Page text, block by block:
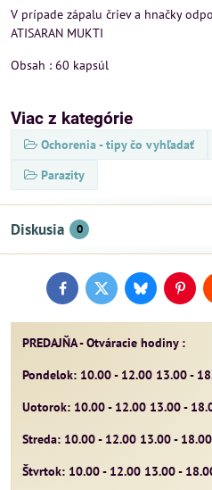
V prípade zápalu čriev a hnačky
ATISARAN MUKTI
Obsah : 60 kapsúl
Viac z kategórie
Ochorenia - tipy čo vyhľadať
Parazity
Diskusia 0
FacebookTwitterBluesky
PREDAJŇA - Otváracie hodiny :
Pondelok: 10.00 - 12.00 13.00 -
Uotorok: 10.00 - 12.00 13.00 -
Streda: 10.00 - 12.00 13.00 - 18.00
Štvrtok: 10.00 - 12.00 13.00 -